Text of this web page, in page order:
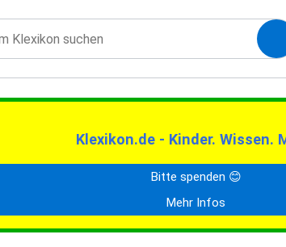
Klexikon.de - Kinder. Wissen.
Bitte spenden 😊
Mehr Infos